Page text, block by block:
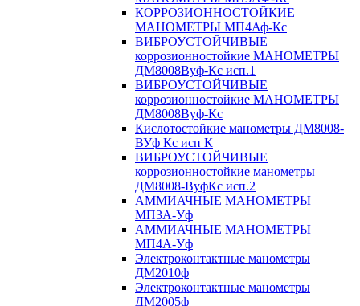
КОРРОЗИОННОСТОЙКИЕ
МАНОМЕТРЫ МП4Аф-Кс
ВИБРОУСТОЙЧИВЫЕ
коррозионностойкие МАНОМЕТРЫ
ДМ8008Вуф-Кс исп.1
ВИБРОУСТОЙЧИВЫЕ
коррозионностойкие МАНОМЕТРЫ
ДМ8008Вуф-Кс
Кислотостойкие манометры ДМ8008-
ВУф Кс исп К
ВИБРОУСТОЙЧИВЫЕ
коррозионностойкие манометры
ДМ8008-ВуфКс исп.2
АММИАЧНЫЕ МАНОМЕТРЫ
МП3А-Уф
АММИАЧНЫЕ МАНОМЕТРЫ
МП4А-Уф
Электроконтактные манометры
ДМ2010ф
Электроконтактные манометры
ДМ2005ф